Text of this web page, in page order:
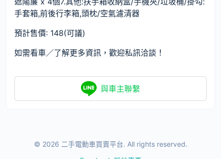
手套箱,前後行李箱,頭枕/空氣濾清器
預計售價: 148(可議)
如需看車／了解更多資訊，歡迎私訊洽談！
與車主聯繫
© 2026 二手電動車買賣平台. All rights reserved.